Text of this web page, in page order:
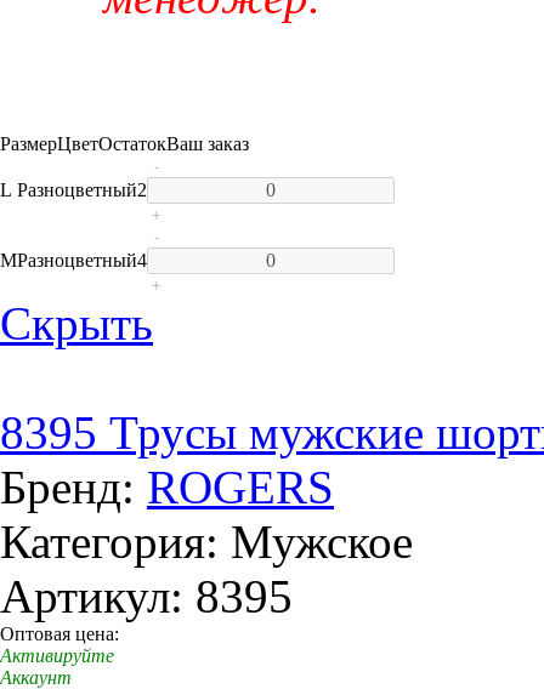
РазмерЦветОстатокВаш заказ
L Разноцветный2
-
+
MРазноцветный4
-
+
Скрыть
8395 Трусы мужские
Бренд: ROGERS
Категория: Мужское
Артикул: 8395
Оптовая цена:
Активируйте
Аккаунт